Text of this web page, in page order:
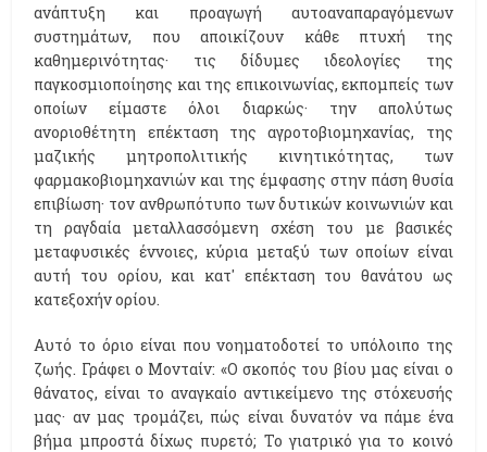
ανάπτυξη και προαγωγή αυτοαναπαραγόμενων
συστημάτων, που αποικίζουν κάθε πτυχή της
καθημερινότητας· τις δίδυμες ιδεολογίες της
παγκοσμιοποίησης και της επικοινωνίας, εκπομπείς των
οποίων είμαστε όλοι διαρκώς· την απολύτως
ανοριοθέτητη επέκταση της αγροτοβιομηχανίας, της
μαζικής μητροπολιτικής κινητικότητας, των
φαρμακοβιομηχανιών και της έμφασης στην πάση θυσία
επιβίωση· τον ανθρωπότυπο των δυτικών κοινωνιών και
τη ραγδαία μεταλλασσόμενη σχέση του με βασικές
μεταφυσικές έννοιες, κύρια μεταξύ των οποίων είναι
αυτή του ορίου, και κατ' επέκταση του θανάτου ως
κατεξοχήν ορίου.
Αυτό το όριο είναι που νοηματοδοτεί το υπόλοιπο της
ζωής. Γράφει ο Μονταίν: «Ο σκοπός του βίου μας είναι ο
θάνατος, είναι το αναγκαίο αντικείμενο της στόχευσής
μας· αν μας τρομάζει, πώς είναι δυνατόν να πάμε ένα
βήμα μπροστά δίχως πυρετό; Το γιατρικό για το κοινό